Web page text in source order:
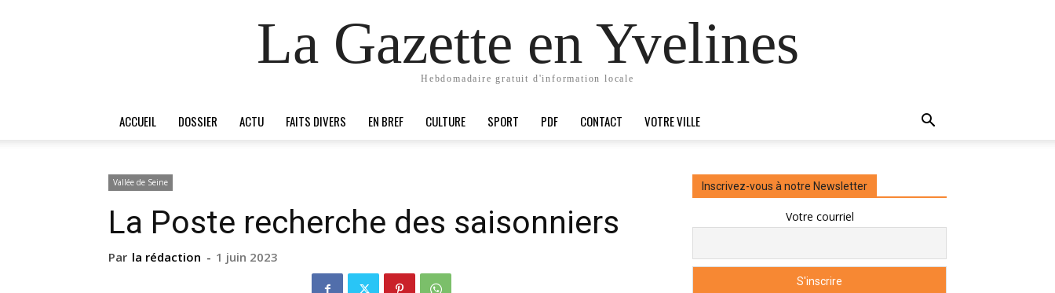
La Gazette en Yvelines
Hebdomadaire gratuit d'information locale
ACCUEIL DOSSIER ACTU FAITS DIVERS EN BREF CULTURE SPORT PDF CONTACT VOTRE VILLE
Vallée de Seine
La Poste recherche des saisonniers
Par la rédaction - 1 juin 2023
Inscrivez-vous à notre Newsletter
Votre courriel